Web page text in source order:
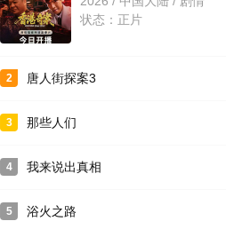
状态：正片
2 唐人街探案3
3 那些人们
4 我来说出真相
5 浴火之路